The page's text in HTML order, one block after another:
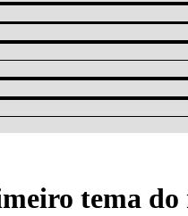
tema do